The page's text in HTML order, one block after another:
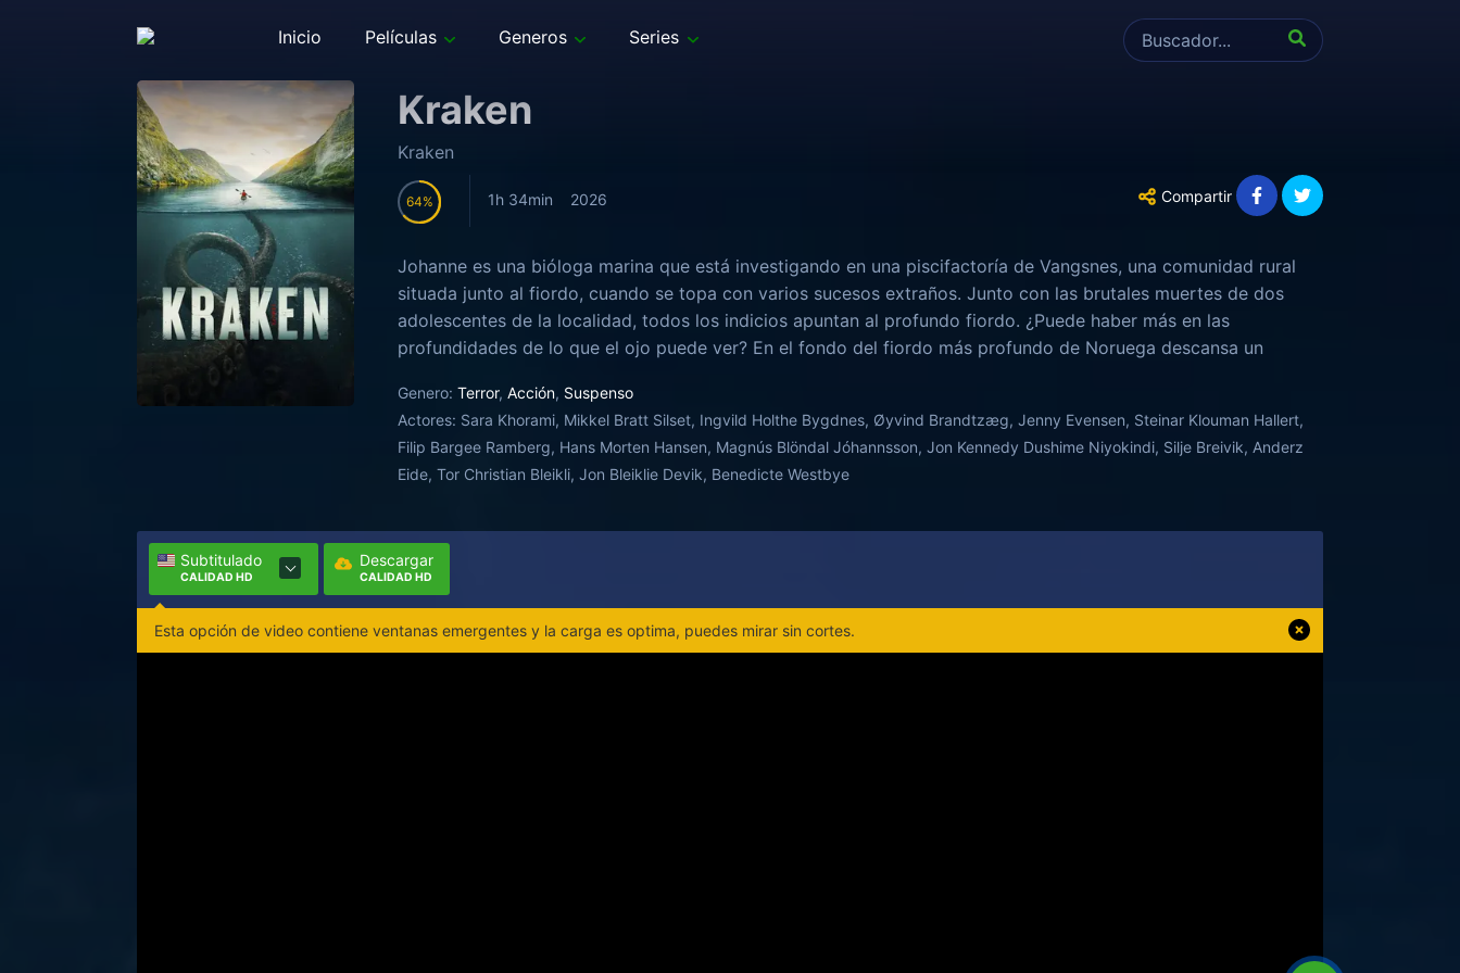
Inicio Películas Generos Series
Kraken
Kraken
64 1h 34min 2026 Compartir
Johanne es una bióloga marina que está investigando en una piscifactoría de Vangsnes, una comunidad rural
situada junto al fiordo, cuando se topa con varios sucesos extraños. Junto con las brutales muertes de dos
adolescentes de la localidad, todos los indicios apuntan al profundo fiordo. ¿Puede haber más en las
profundidades de lo que el ojo puede ver? En el fondo del fiordo más profundo de Noruega descansa un
todo lo que puedan agarrar.
Genero: Terror, Acción, Suspenso
Actores: Sara Khorami, Mikkel Bratt Silset, Ingvild Holthe Bygdnes, Øyvind Brandtzæg, Jenny Evensen, Steinar Klouman Hallert,
Filip Bargee Ramberg, Hans Morten Hansen, Magnús Blöndal Jóhannsson, Jon Kennedy Dushime Niyokindi, Silje Breivik, Anderz
Eide, Tor Christian Bleikli, Jon Bleiklie Devik, Benedicte Westbye
Subtitulado
CALIDAD HD
Descargar
CALIDAD HD
Esta opción de video contiene ventanas emergentes y la carga es optima, puedes mirar sin cortes.